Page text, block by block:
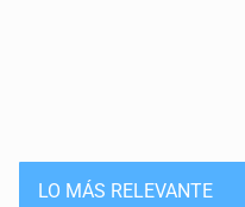
LO MÁS RELEVANTE